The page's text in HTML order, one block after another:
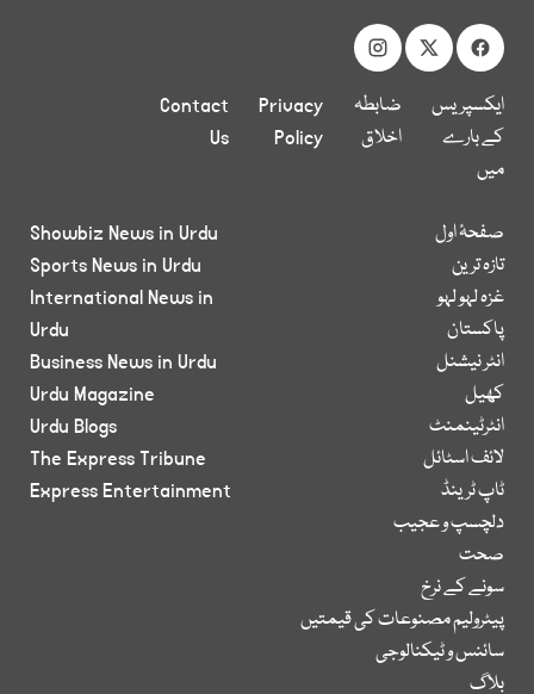
ایکسپریس
کے بارے
میں
ضابطہ
اخلاق
Privacy
Policy
Contact
Us
صفحۂ اول
تازہ ترین
غزہ لہو لہو
پاکستان
انٹر نیشنل
کھیل
انٹرٹینمنٹ
لائف اسٹائل
ٹاپ ٹرینڈ
دلچسپ و عجیب
صحت
سونے کے نرخ
پیٹرولیم مصنوعات کی قیمتیں
سائنس و ٹیکنالوجی
بلاگ
Showbiz News in Urdu
Sports News in Urdu
International News in
Urdu
Business News in Urdu
Urdu Magazine
Urdu Blogs
The Express Tribune
Express Entertainment